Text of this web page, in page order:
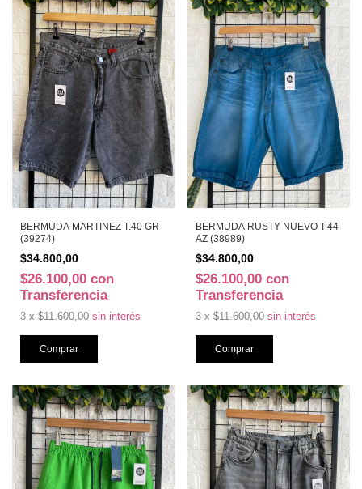
BERMUDA MARTINEZ T.40 GR
(39274)
$34.800,00
$26.100,00 con
Transferencia
3 x $11.600,00 sin interés
BERMUDA RUSTY NUEVO T.44
AZ (38989)
$34.800,00
$26.100,00 con
Transferencia
3 x $11.600,00 sin interés